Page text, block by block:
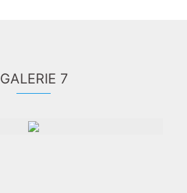
GALERIE 7